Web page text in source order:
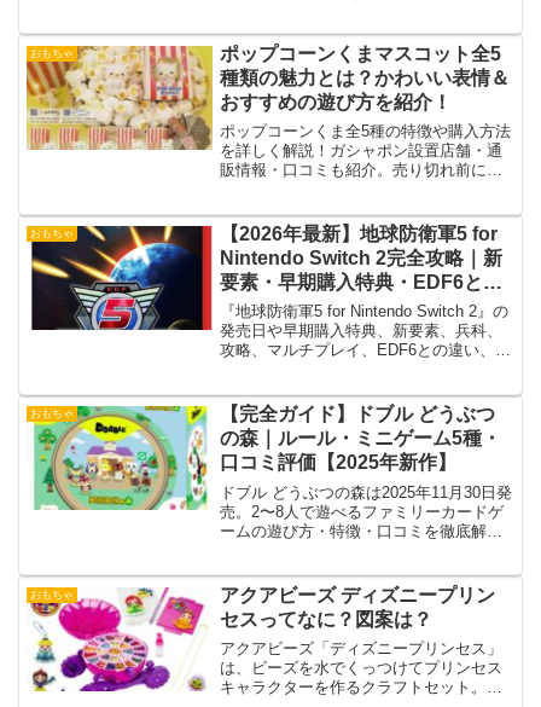
おもちゃ
ポップコーンくまマスコット全5
種類の魅力とは？かわいい表情＆
おすすめの遊び方を紹介！
ポップコーンくま全5種の特徴や購入方法
を詳しく解説！ガシャポン設置店舗・通
販情報・口コミも紹介。売り切れ前にゲ
おもちゃ
【2026年最新】地球防衛軍5 for
Nintendo Switch 2完全攻略｜新
要素・早期購入特典・EDF6との
違いを徹底解説
『地球防衛軍5 for Nintendo Switch 2』の
発売日や早期購入特典、新要素、兵科、
攻略、マルチプレイ、EDF6との違い、キ
ます。
おもちゃ
【完全ガイド】ドブル どうぶつ
の森｜ルール・ミニゲーム5種・
口コミ評価【2025年新作】
ドブル どうぶつの森は2025年11月30日発
売。2〜8人で遊べるファミリーカードゲ
ームの遊び方・特徴・口コミを徹底解説
おもちゃ
アクアビーズ ディズニープリン
セスってなに？図案は？
アクアビーズ「ディズニープリンセス」
は、ビーズを水でくっつけてプリンセス
キャラクターを作るクラフトセット。図